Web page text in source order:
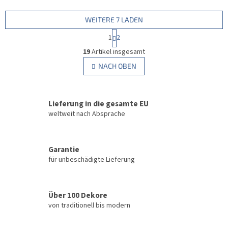
S
t
e
u
e
l
t
r
L
WEITERE 7 LADEN
P
a
g
i
n
i
u
n
g
1 2
19Artikel insgesamt
NACH OBEN
Lieferung in die gesamte EU
weltweit nach Absprache
Garantie
für unbeschädigte Lieferung
Über 100 Dekore
von traditionell bis modern